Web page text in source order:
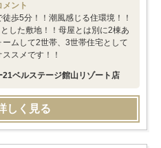
ント
歩5分！！潮風感じる住環境！！
した敷地！！母屋とは別に2棟あ
ームして2世帯、3世帯住宅として
スメです！！
21ベルステージ館山リゾート店
しく見る